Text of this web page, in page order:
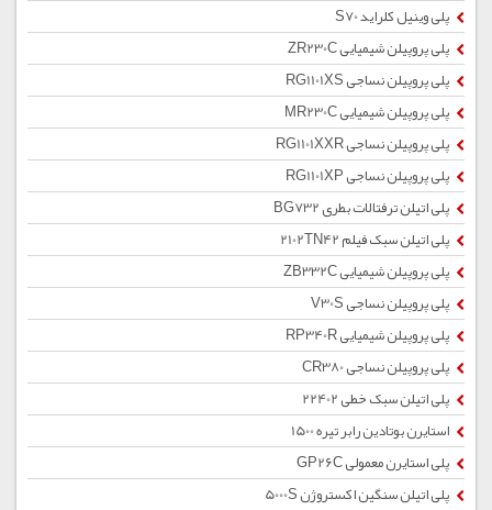
پلی وینیل کلراید S70
پلی پروپیلن شیمیایی ZR230C
پلی پروپیلن نساجی RG1101XS
پلی پروپیلن شیمیایی MR230C
پلی پروپیلن نساجی RG1101XXR
پلی پروپیلن نساجی RG1101XP
پلی اتیلن ترفتالات بطری BG732
پلی اتیلن سبک فیلم 2102TN42
پلی پروپیلن شیمیایی ZB332C
پلی پروپیلن نساجی V30S
پلی پروپیلن شیمیایی RP340R
پلی پروپیلن نساجی CR380
پلی اتیلن سبک خطی 22402
استایرن بوتادین رابر تیره 1500
پلی استایرن معمولی GP26C
پلی اتیلن سنگین اکستروژن 5000S